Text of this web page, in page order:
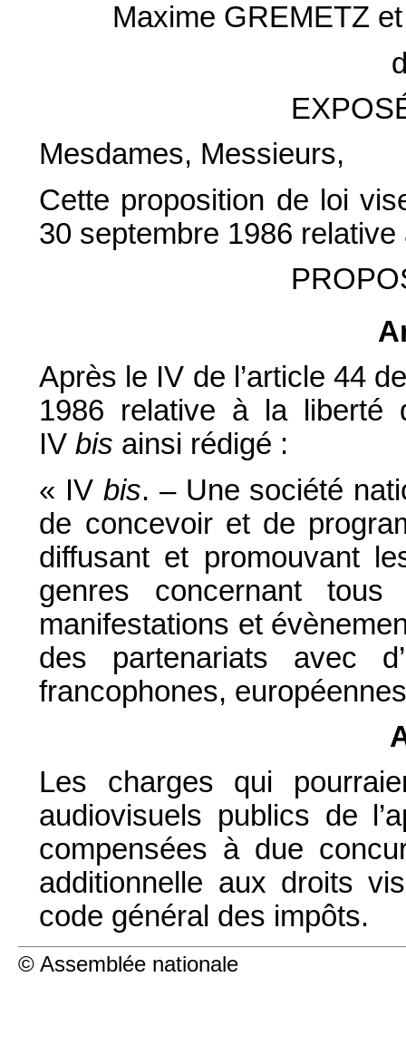
Maxime GREMETZ
Mesdames, Messieurs,
Cette proposition de loi
30 septembre 1986
Après le IV de l’article 44
1986 relative à la liberté
IVbis ainsi rédigé :
« IV bis. – Une société
de concevoir et de
diffusant et promouvant
genres concernant
manifestations et
des partenariats avec
francophones,
Les charges qui
audiovisuels publics de
compensées à due
additionnelle aux droits
code général des impôts.
© Assemblée nationale